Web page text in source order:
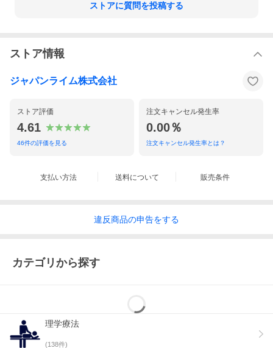
1から英語を勉強する時間はない…でも、突然予約が入
ると対応に困ってしまう…
そんなお悩みを解決する、今までありそうでなかった、
・模範例（日本語字幕付き）
テーマ２「痛みに関する問診」
処置後の流れの解説
ストアに質問を投稿する
ストア情報
ジャパンライム株式会社
ストア評価
4.61
46件の評価を見る
注文キャンセル発生率
0.00％
注文キャンセル発生率とは？
支払い方法 送料について 販売条件
違反商品の申告をする
カテゴリから探す
理学療法
(138件)